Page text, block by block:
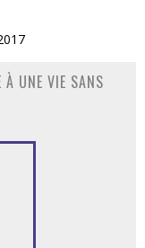
À UNE VIE SANS